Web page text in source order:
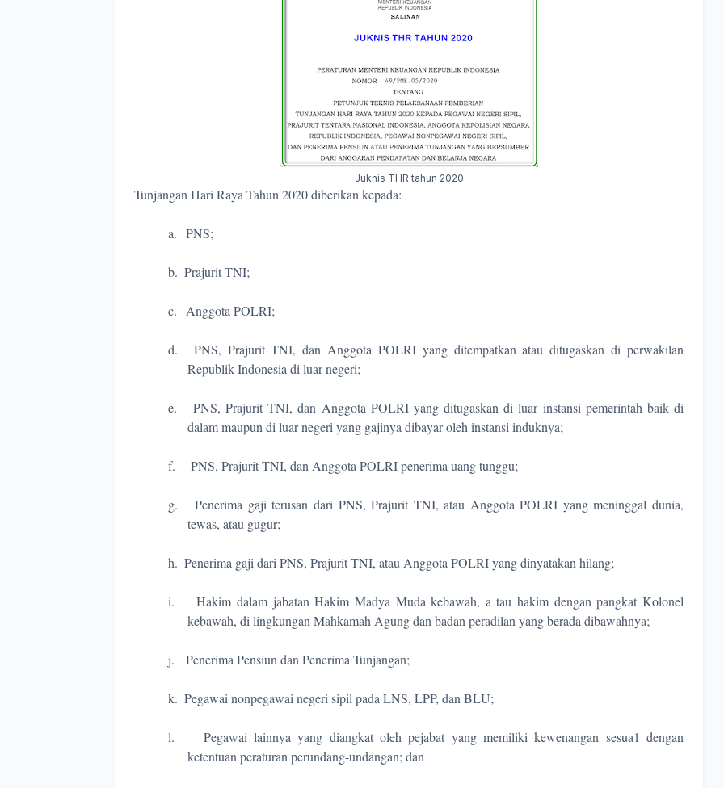
Juknis THR tahun 2020
Tunjangan Hari Raya Tahun 2020 diberikan kepada:
a. PNS;
b. Prajurit TNI;
c. Anggota POLRI;
d.
PNS, Prajurit TNI, dan Anggota POLRI yang ditempatkan atau ditugaskan di perwakilan
Republik Indonesia di luar negeri;
e.
PNS, Prajurit TNI, dan Anggota POLRI yang ditugaskan di luar instansi pemerintah baik di
dalam maupun di luar negeri yang gajinya dibayar oleh instansi induknya;
f. PNS, Prajurit TNI, dan Anggota POLRI penerima uang tunggu;
g.
Penerima gaji terusan dari PNS, Prajurit TNI, atau Anggota POLRI yang meninggal dunia,
tewas, atau gugur;
h. Penerima gaji dari PNS, Prajurit TNI, atau Anggota POLRI yang dinyatakan hilang;
i.
Hakim dalam jabatan Hakim Madya Muda kebawah, a tau hakim dengan pangkat Kolonel
kebawah, di lingkungan Mahkamah Agung dan badan peradilan yang berada dibawahnya;
j. Penerima Pensiun dan Penerima Tunjangan;
k. Pegawai nonpegawai negeri sipil pada LNS, LPP, dan BLU;
l.
Pegawai lainnya yang diangkat oleh pejabat yang memiliki kewenangan sesua1 dengan
ketentuan peraturan perundang-undangan; dan